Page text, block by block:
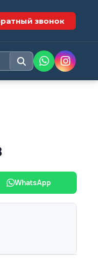
звонок
WhatsApp